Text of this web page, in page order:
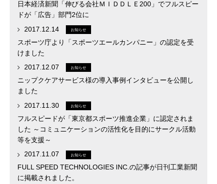
日本経済新聞「伸びる会社ＭＩＤＤＬＥ200」でフルスピー
ドが「広告」部門2位に
2017.12.14
お知らせ
スポーツ庁より「スポーツエールカンパニー」の認定を受
けました
2017.12.07
お知らせ
ニップクケアサービス様の導入事例インタビューを公開し
ました
2017.11.30
お知らせ
フルスピードが「東京都スポーツ推進企業」に認定されま
した ～コミュニケーションの活性化を目的にサークル活動
等を支援～
2017.11.07
お知らせ
FULL SPEED TECHNOLOGIES INC.の記事が日刊工業新聞
に掲載されました。